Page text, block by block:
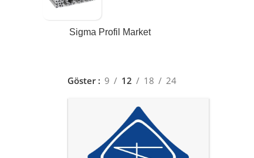
Sigma Profil Market
Göster 9 12 18 24